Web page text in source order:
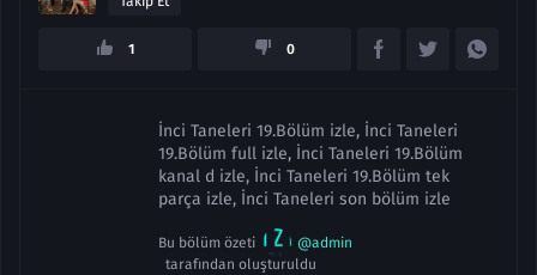
1 0
İnci Taneleri 19.Bölüm izle, İnci Taneleri
19.Bölüm full izle, İnci Taneleri 19.Bölüm
kanal d izle, İnci Taneleri 19.Bölüm tek
parça izle, İnci Taneleri son bölüm izle
Bu bölüm özeti
@admin
tarafından oluşturuldu